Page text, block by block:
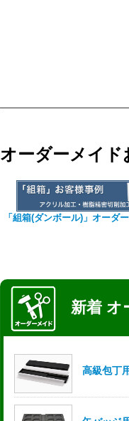
オーダーメイド
「組箱(ダンボール)」オーダ